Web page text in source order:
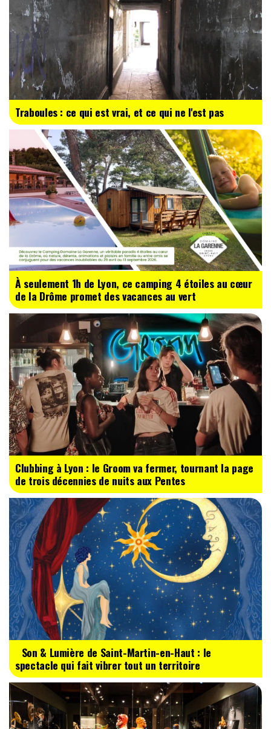
Traboules : ce qui est vrai, et ce qui ne l'est pas
À seulement 1h de Lyon, ce camping 4 étoiles au cœur
de la Drôme promet des vacances au vert
Clubbing à Lyon : le Groom va fermer, tournant la page
de trois décennies de nuits aux Pentes
Son & Lumière de Saint-Martin-en-Haut : le
spectacle qui fait vibrer tout un territoire